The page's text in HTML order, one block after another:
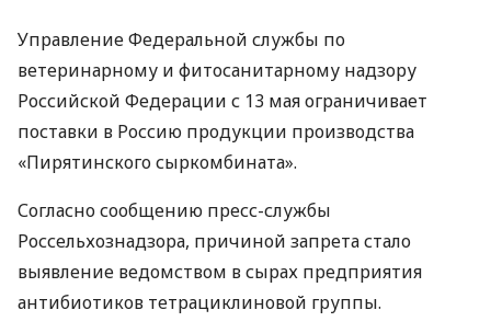
Управление Федеральной службы по
ветеринарному и фитосанитарному надзору
Российской Федерации с 13 мая ограничивает
поставки в Россию продукции производства
«Пирятинского сыркомбината».
Согласно сообщению пресс-службы
Россельхознадзора, причиной запрета стало
выявление ведомством в сырах предприятия
антибиотиков тетрациклиновой группы.